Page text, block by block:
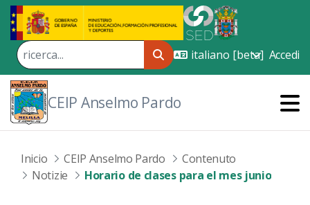
Skip to Main Content
Accedi
CEIP Anselmo Pardo
Inicio CEIP Anselmo Pardo
Contenuto
Notizie
Horario de clases para el mes junio